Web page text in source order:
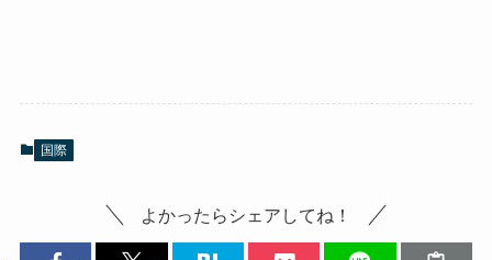
国際
よかったらシェアしてね！